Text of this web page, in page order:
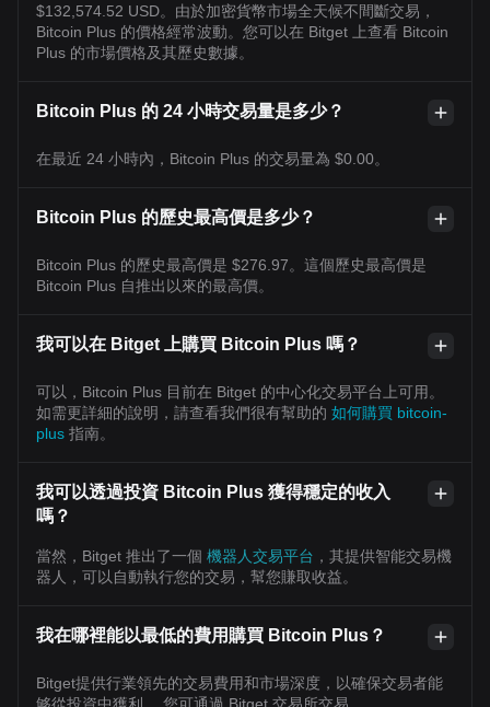
$132,574.52 USD。由於加密貨幣市場全天候不間斷交易，
Bitcoin Plus 的價格經常波動。您可以在 Bitget 上查看 Bitcoin
Plus 的市場價格及其歷史數據。
Bitcoin Plus 的 24 小時交易量是多少？
在最近 24 小時內，Bitcoin Plus 的交易量為 $0.00。
Bitcoin Plus 的歷史最高價是多少？
Bitcoin Plus 的歷史最高價是 $276.97。這個歷史最高價是
Bitcoin Plus 自推出以來的最高價。
我可以在 Bitget 上購買 Bitcoin Plus 嗎？
可以，Bitcoin Plus 目前在 Bitget 的中心化交易平台上可用。
如需更詳細的說明，請查看我們很有幫助的 如何購買 bitcoin-
plus 指南。
我可以透過投資 Bitcoin Plus 獲得穩定的收入
嗎？
當然，Bitget 推出了一個 機器人交易平台 ，其提供智能交易機
器人，可以自動執行您的交易，幫您賺取收益。
我在哪裡能以最低的費用購買 Bitcoin Plus？
Bitget提供行業領先的交易費用和市場深度，以確保交易者能
够從投資中獲利。 您可通過 Bitget 交易所交易。